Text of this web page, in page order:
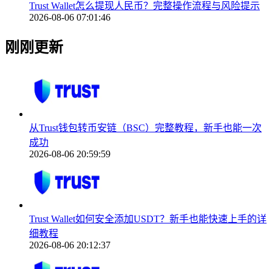
Trust Wallet怎么提现人民币？完整操作流程与风险提示
2026-08-06 07:01:46
刚刚更新
从Trust钱包转币安链（BSC）完整教程，新手也能一次
成功
2026-08-06 20:59:59
Trust Wallet如何安全添加USDT？新手也能快速上手的详
细教程
2026-08-06 20:12:37